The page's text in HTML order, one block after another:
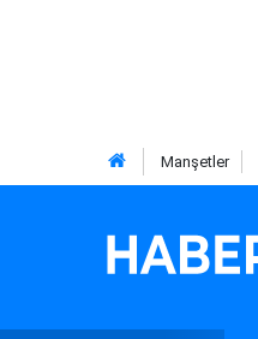
Manşetler